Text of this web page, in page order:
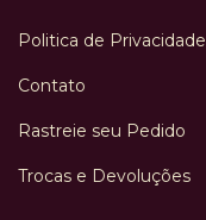
Politica de Privacidade
Contato
Rastreie seu Pedido
Trocas e Devoluções